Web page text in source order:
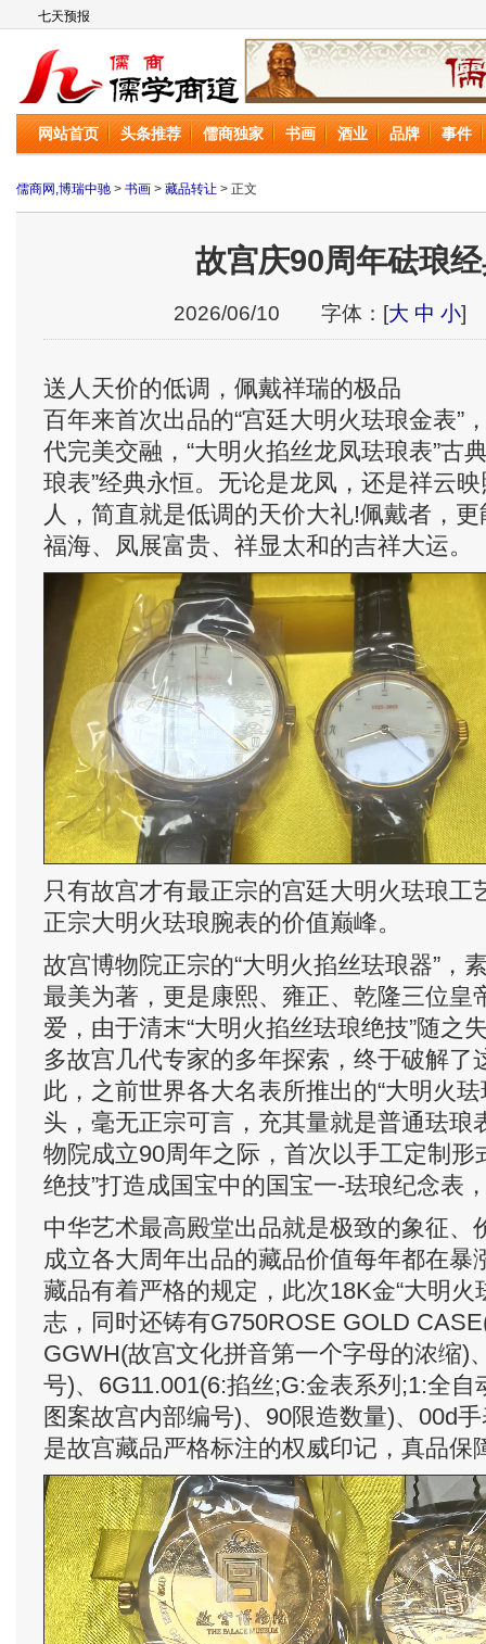
儒商网
网站首页 头条推荐 儒商独家 书画 酒业 品牌 事件
儒商网,博瑞中驰 > 书画 > 藏品转让 > 正文
故宫庆90周年砝琅
2026/06/10 字体：[大 中 小]
送人天价的低调，佩戴祥瑞的极品
百年来首次出品的“宫廷大明火珐琅金表”
代完美交融，“大明火掐丝龙凤珐琅表”古
琅表”经典永恒。无论是龙凤，还是祥云
人，简直就是低调的天价大礼!佩戴者，
福海、凤展富贵、祥显太和的吉祥大运。
只有故宫才有最正宗的宫廷大明火珐琅工
正宗大明火珐琅腕表的价值巅峰。
故宫博物院正宗的“大明火掐丝珐琅器”，
最美为著，更是康熙、雍正、乾隆三位皇
爱，由于清末“大明火掐丝珐琅绝技”随之
多故宫几代专家的多年探索，终于破解了
此，之前世界各大名表所推出的“大明火
头，毫无正宗可言，充其量就是普通珐琅
物院成立90周年之际，首次以手工定制形
绝技”打造成国宝中的国宝一-珐琅纪念表
中华艺术最高殿堂出品就是极致的象征、
成立各大周年出品的藏品价值每年都在暴
藏品有着严格的规定，此次18K金“大明火
志，同时还铸有G750ROSE GOLD
GGWH(故宫文化拼音第一个字母的浓缩)
号)、6G11.001(6:掐丝;G:金表系列;1:全
图案故宫内部编号)、90限造数量)、00d
是故宫藏品严格标注的权威印记，真品保